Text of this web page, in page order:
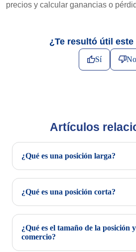
precios y calcular ganancias o
¿Te resultó útil
Sí No
Artículos
¿Qué es una posición larga?
¿Qué es una posición corta?
¿Qué es el tamaño de la posición
comercio?